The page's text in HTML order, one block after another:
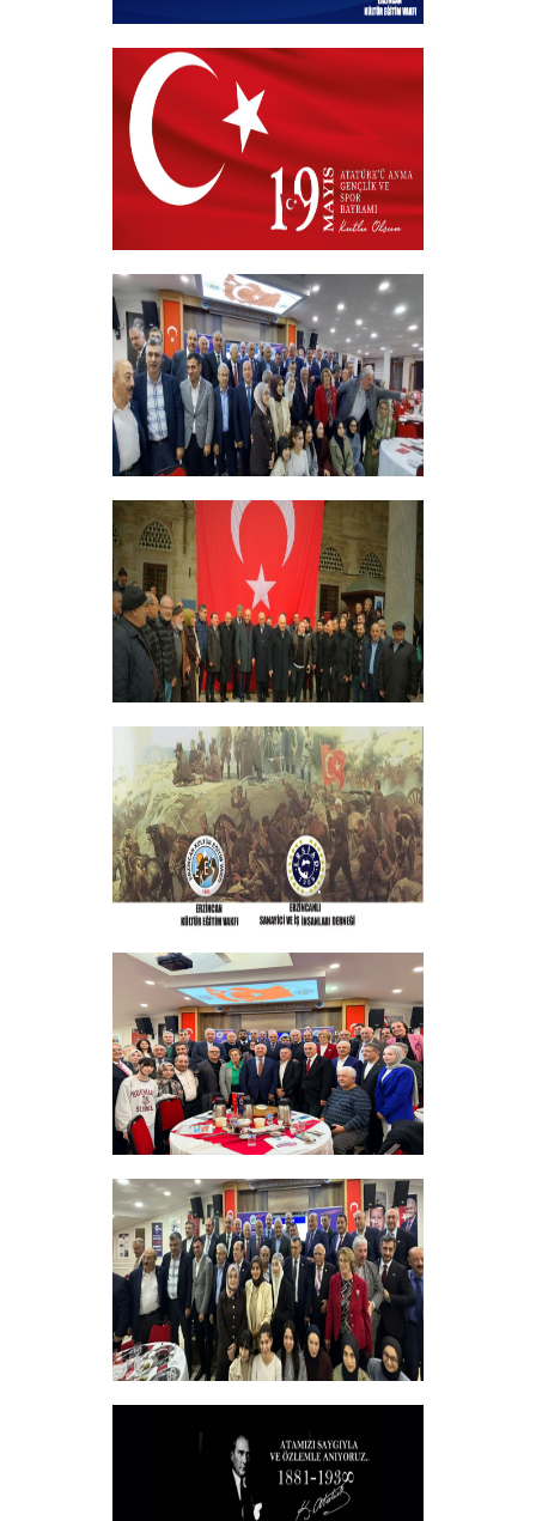
Hayırlı Bayramlar
+
19 MAYIS 2026
+
ERZİNCANLILAR EKEV’İN
GELENEKSEL İFTAR YEMEĞİNDE
BULUŞTU
+
GELENEKSEL ŞEHİTLERİMİZİ ANMA
PROGRAMI DÜZENLEDİK
+
ERZINCAN VE TÜM SEHITLERI ANMA
PROGRAMI
+
Sadık Ağça Yeniden Başkan Seçildi
+
Vakfımızın 2025-2026 Yılı Burs
Toplantısı Yapıldı.
+